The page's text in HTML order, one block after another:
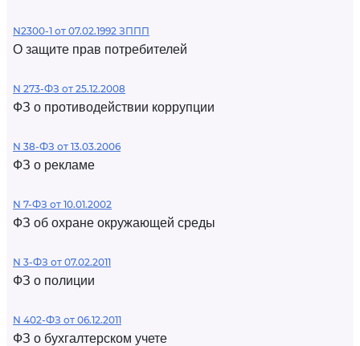
N2300-1 от 07.02.1992 ЗППП
О защите прав потребителей
N 273-ФЗ от 25.12.2008
ФЗ о противодействии коррупции
N 38-ФЗ от 13.03.2006
ФЗ о рекламе
N 7-ФЗ от 10.01.2002
ФЗ об охране окружающей среды
N 3-ФЗ от 07.02.2011
ФЗ о полиции
N 402-ФЗ от 06.12.2011
ФЗ о бухгалтерском учете